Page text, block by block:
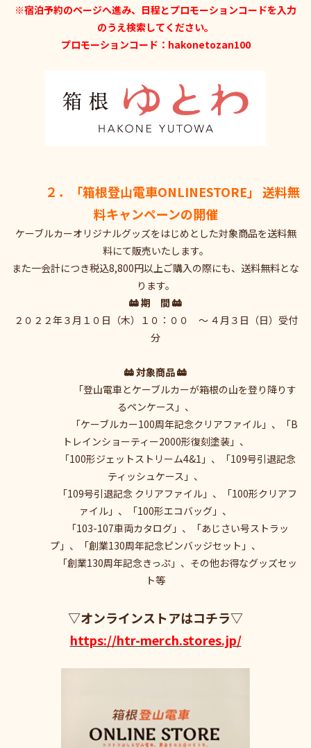
※宿泊予約のページへ進み、日程とプロモーションコードを入力
のうえ検索してください。
プロモーションコード：hakonetozan100
２．「箱根登山電車ONLINESTORE」 送料無
料キャンペーンの開催
ケーブルカーオリジナルグッズをはじめとした対象商品を送料無
料にて販売いたします。
また一会計につき税込8,800円以上ご購入の際にも、送料無料とな
ります。
🚋 期 間 🚋
２０２２年３月１０日（木）１０：００ ～ ４月３日（日）受付
分
🚋 対象商品 🚋
「登山電車とケーブルカーが箱根の山を登り降りす
るペンケース」、
「ケーブルカー100周年記念クリアファイル」、「B
トレインショーティー2000形復刻塗装」、
「100形ジェットストリーム4&1」、「109号引退記念
ティッシュケース」、
「109号引退記念 クリアファイル」、「100形クリアフ
ァイル」、「100形エコバッグ」、
「103-107車両カタログ」、「あじさい号ストラッ
プ」、「創業130周年記念ピンバッジセット」、
「創業130周年記念きっぷ」、その他お得なグッズセッ
ト等
▽オンラインストアはコチラ▽
https://htr-merch.stores.jp/